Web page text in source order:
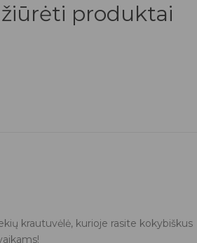
produktai
krautuvėlė, kurioje rasite kokybiškus